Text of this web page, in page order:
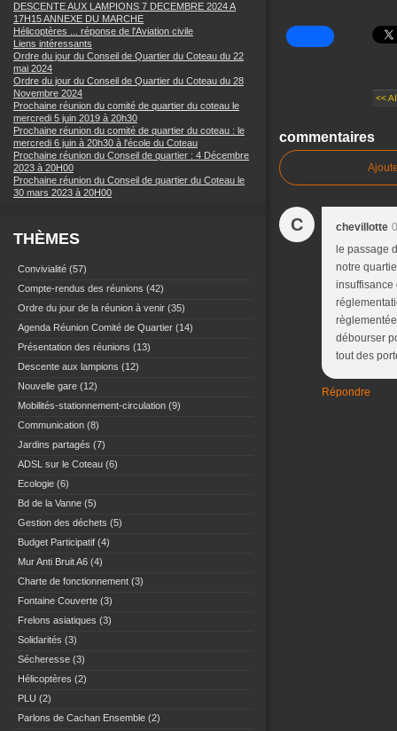
DESCENTE AUX LAMPIONS 7 DECEMBRE 2024 A
17H15 ANNEXE DU MARCHE
Hélicoptères ... réponse de l'Aviation civile
Liens intéressants
Ordre du jour du Conseil de Quartier du Coteau du 22
mai 2024
Ordre du jour du Conseil de Quartier du Coteau du 28
Novembre 2024
Prochaine réunion du comité de quartier du coteau le
mercredi 5 juin 2019 à 20h30
Prochaine réunion du comité de quartier du coteau : le
mercredi 6 juin à 20h30 à l'école du Coteau
Prochaine réunion du Conseil de quartier : 4 Décembre
2023 à 20H00
Prochaine réunion du Conseil de quartier du Coteau le
30 mars 2023 à 20H00
THÈMES
Convivialité (57)
Compte-rendus des réunions (42)
Ordre du jour de la réunion à venir (35)
Agenda Réunion Comité de Quartier (14)
Présentation des réunions (13)
Descente aux lampions (12)
Nouvelle gare (12)
Mobilités-stationnement-circulation (9)
Communication (8)
Jardins partagés (7)
ADSL sur le Coteau (6)
Ecologie (6)
Bd de la Vanne (5)
Gestion des déchets (5)
Budget Participatif (4)
Mur Anti Bruit A6 (4)
Charte de fonctionnement (3)
Fontaine Couverte (3)
Frelons asiatiques (3)
Solidarités (3)
Sécheresse (3)
Hélicoptères (2)
PLU (2)
Parlons de Cachan Ensemble (2)
<<
commentaires
C chevillotte
le passage
notre
insuffisance
débourser
tout des
Répondre